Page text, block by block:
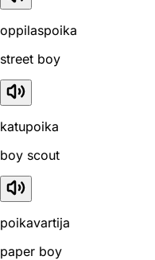
oppilaspoika
street boy
katupoika
boy scout
poikavartija
paper boy